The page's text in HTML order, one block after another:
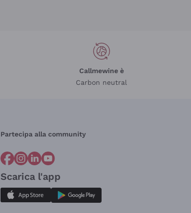
Callmewine è
Carbon neutral
Partecipa alla community
Scarica l'app